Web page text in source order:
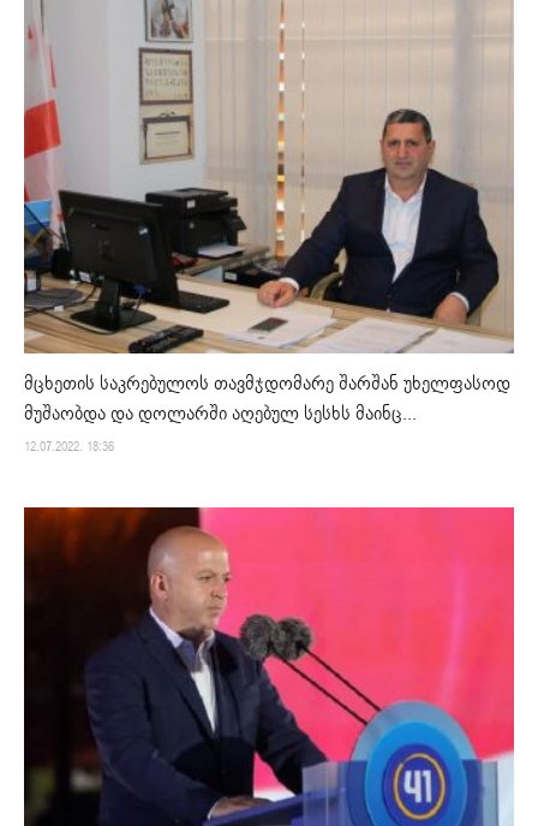
მცხეთის საკრებულოს თავმჯდომარე შარშან უხელფასოდ
მუშაობდა და დოლარში აღებულ სესხს მაინც...
12.07.2022. 18:36